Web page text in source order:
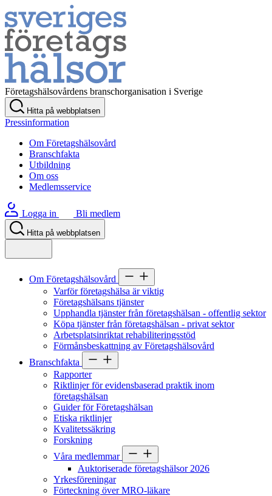
Företagshälsovårdens branschorganisation i Sverige
Hitta på webbplatsen
Pressinformation
Om Företagshälsovård
Branschfakta
Utbildning
Om oss
Medlemsservice
Logga in Bli medlem
Hitta på webbplatsen
Om Företagshälsovård
Varför företagshälsa är viktig
Företagshälsans tjänster
Upphandla tjänster från företagshälsan - offentlig sektor
Köpa tjänster från företagshälsan - privat sektor
Arbetsplatsinriktat rehabiliteringsstöd
Förmånsbeskattning av Företagshälsovård
Branschfakta
Rapporter
Riktlinjer för evidensbaserad praktik inom
företagshälsan
Guider för Företagshälsan
Etiska riktlinjer
Kvalitetssäkring
Forskning
Våra medlemmar
Auktoriserade företagshälsor 2026
Yrkesföreningar
Förteckning över MRO-läkare